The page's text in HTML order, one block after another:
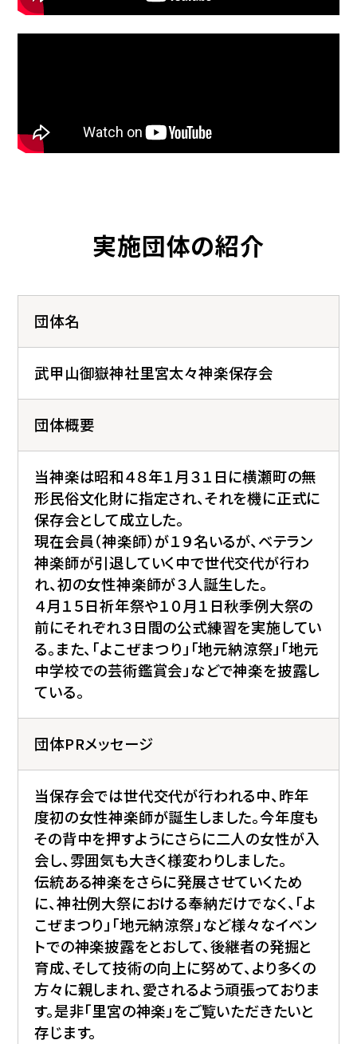
実施団体の紹介
団体名
武甲山御嶽神社里宮太々神楽保存会
団体概要
当神楽は昭和４８年１月３１日に横瀬町の無
形民俗文化財に指定され、それを機に正式に
保存会として成立した。
現在会員（神楽師）が１９名いるが、ベテラン
神楽師が引退していく中で世代交代が行わ
れ、初の女性神楽師が３人誕生した。
４月１５日祈年祭や１０月１日秋季例大祭の
前にそれぞれ３日間の公式練習を実施してい
る。また、「よこぜまつり」「地元納涼祭」「地元
中学校での芸術鑑賞会」などで神楽を披露し
ている。
団体PRメッセージ
当保存会では世代交代が行われる中、昨年
度初の女性神楽師が誕生しました。今年度も
その背中を押すようにさらに二人の女性が入
会し、雰囲気も大きく様変わりしました。
伝統ある神楽をさらに発展させていくため
に、神社例大祭における奉納だけでなく、「よ
こぜまつり」「地元納涼祭」など様々なイベン
トでの神楽披露をとおして、後継者の発掘と
育成、そして技術の向上に努めて、より多くの
方々に親しまれ、愛されるよう頑張っておりま
す。是非「里宮の神楽」をご覧いただきたいと
存じます。